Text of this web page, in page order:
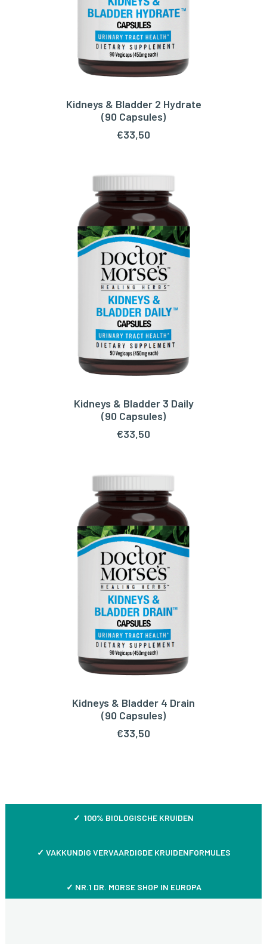
TOEVOEGEN AAN WINKELWAGEN
Kidneys & Bladder 2 Hydrate
(90 Capsules)
€33,50
TOEVOEGEN AAN WINKELWAGEN
Kidneys & Bladder 3 Daily
(90 Capsules)
€33,50
TOEVOEGEN AAN WINKELWAGEN
Kidneys & Bladder 4 Drain
(90 Capsules)
€33,50
✓ 100% BIOLOGISCHE KRUIDEN
✓ VAKKUNDIG VERVAARDIGDE KRUIDENFORMULES
✓ NR.1 DR. MORSE SHOP IN EUROPA